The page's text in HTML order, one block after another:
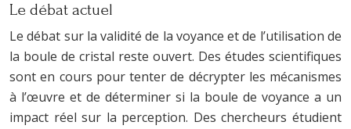
Le débat actuel
Le débat sur la validité de la voyance et de l’utilisation de
la boule de cristal reste ouvert. Des études scientifiques
sont en cours pour tenter de décrypter les mécanismes
à l’œuvre et de déterminer si la boule de voyance a un
impact réel sur la perception. Des chercheurs étudient